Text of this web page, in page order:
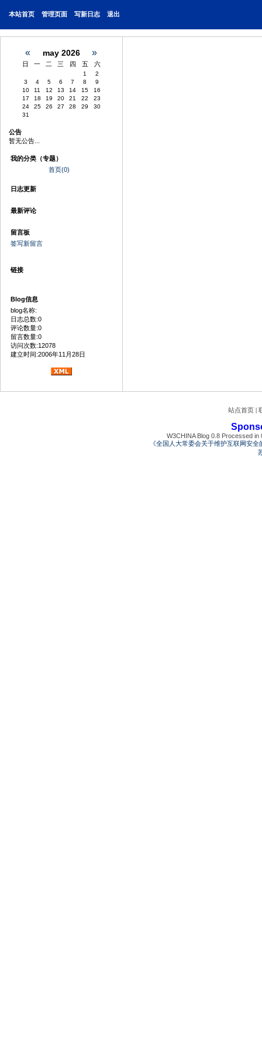
本站首页 管理页面 写新日志 退出
« may 2026 »
日 一 二 三 四 五 六
1
2
3
4 5 6 7 8
9
10
11 12 13 14 15
16
17
18 19 20 21 22
23
24
25 26 27 28 29
30
31
公告
暂无公告...
我的分类（专题）
首页(0)
日志更新
最新评论
留言板
签写新留言
链接
Blog信息
blog名称:
日志总数:0
评论数量:0
留言数量:0
访问次数:12078
建立时间:2006年11月28日
站点首页 |
W3CHINA Blog 0.8 Processed
《全国人大常委会关于维护互联网安全